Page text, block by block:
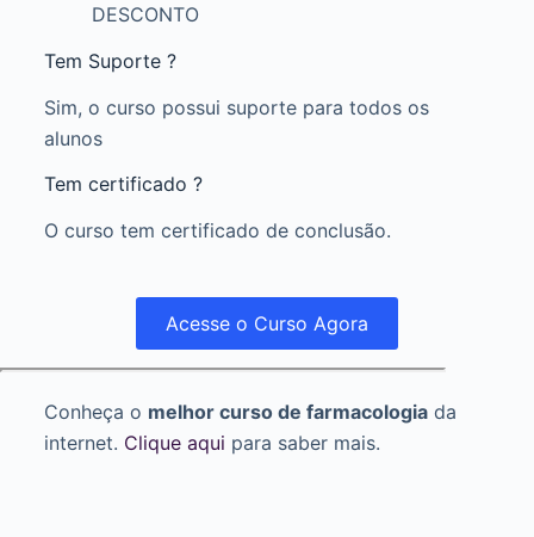
DESCONTO
Tem Suporte ?
Sim, o curso possui suporte para todos os
alunos
Tem certificado ?
O curso tem certificado de conclusão.
Acesse o Curso Agora
Conheça o melhor curso de farmacologiada
internet. Clique aqui para saber mais.